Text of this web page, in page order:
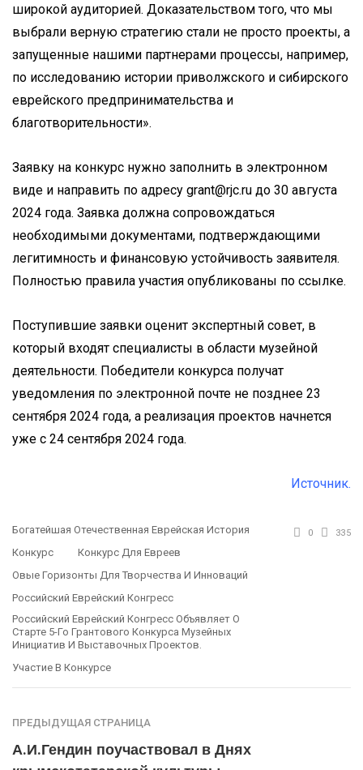
широкой аудиторией. Доказательством того, что мы
выбрали верную стратегию стали не просто проекты, а
запущенные нашими партнерами процессы, например,
по исследованию истории приволжского и сибирского
еврейского предпринимательства и
благотворительности».
Заявку на конкурс нужно заполнить в электронном
виде и направить по адресу grant@rjc.ru до 30 августа
2024 года. Заявка должна сопровождаться
необходимыми документами, подтверждающими
легитимность и финансовую устойчивость заявителя.
Полностью правила участия опубликованы по ссылке.
Поступившие заявки оценит экспертный совет, в
который входят специалисты в области музейной
деятельности. Победители конкурса получат
уведомления по электронной почте не позднее 23
сентября 2024 года, а реализация проектов начнется
уже с 24 сентября 2024 года.
Источник.
Богатейшая Отечественная Еврейская История
Конкурс
Конкурс Для Евреев
Овые Горизонты Для Творчества И Инноваций
Российский Еврейский Конгресс
Российский Еврейский Конгресс Объявляет О
Старте 5-Го Грантового Конкурса Музейных
Инициатив И Выставочных Проектов.
Участие В Конкурсе
0 335
ПРЕДЫДУЩАЯ СТРАНИЦА
А.И.Гендин поучаствовал в Днях